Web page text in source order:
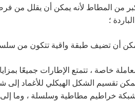
أكبر من المطاط لأنه يمكن أن يقلل
؛
أن تضيف طبقة واقية تتكون من
خاصة ، تتمتع الإطارات جميعًا
تقسيم الشكل الهيكلي للأغماد
خراطيم مطاطية وسلسلة ، وما